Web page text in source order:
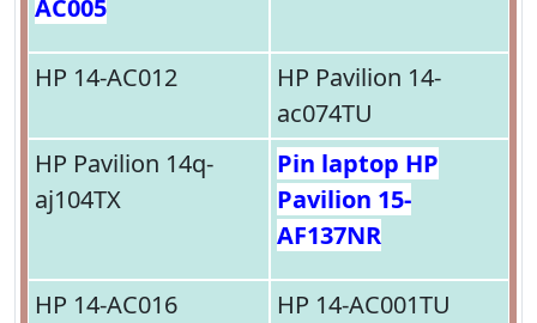
AC005
HP 14-AC012
HP Pavilion 14-
ac074TU
HP Pavilion 14q-
aj104TX
Pin laptop HP
Pavilion 15-
AF137NR
HP 14-AC016
HP 14-AC001TU